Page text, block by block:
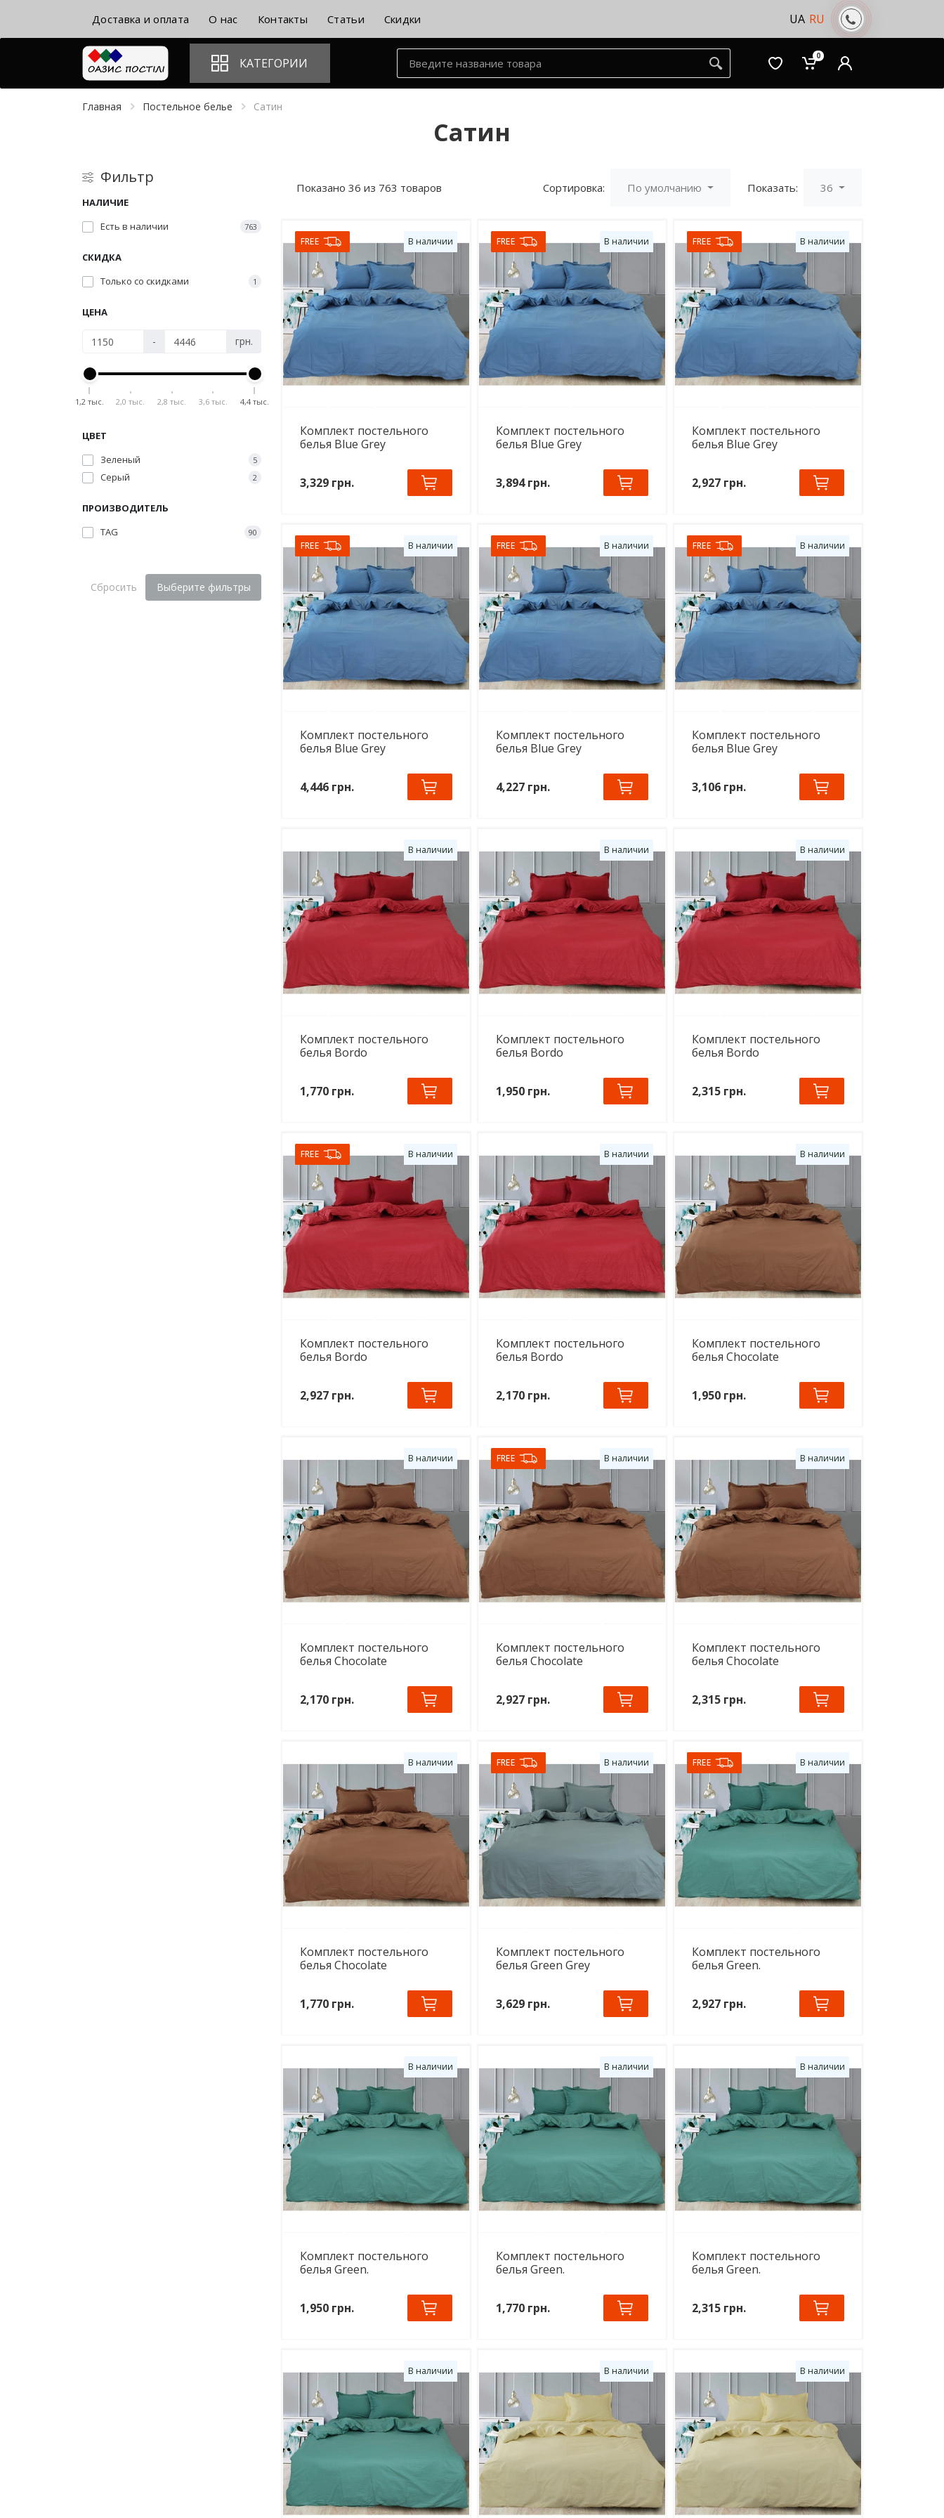
Доставка и оплата О нас Контакты Статьи Скидки UA RU
КАТЕГОРИИ
0
Главная Постельное белье Сатин
Сатин
Фильтр
НАЛИЧИЕ
Есть в наличии
763
СКИДКА
Только со cкидками
1
ЦЕНА
- грн.
1,2 тыс. 2,0 тыс. 2,8 тыс. 3,6 тыс. 4,4 тыс.
ЦВЕТ
Зеленый
5
Серый 2
ПРОИЗВОДИТЕЛЬ
TAG
90
Сбросить Выберите фильтры
Показано 36 из 763 товаров Сортировка: По умолчанию Показать: 36
FREE В наличии
Комплект постельного
белья Blue Grey
3,329 грн.
FREE В наличии
Комплект постельного
белья Blue Grey
3,894 грн.
FREE В наличии
Комплект постельного
белья Blue Grey
2,927 грн.
FREE В наличии
Комплект постельного
белья Blue Grey
4,446 грн.
FREE В наличии
Комплект постельного
белья Blue Grey
4,227 грн.
FREE В наличии
Комплект постельного
белья Blue Grey
3,106 грн.
В наличии
Комплект постельного
белья Bordo
1,770 грн.
В наличии
Комплект постельного
белья Bordo
1,950 грн.
В наличии
Комплект постельного
белья Bordo
2,315 грн.
FREE В наличии
Комплект постельного
белья Bordo
2,927 грн.
В наличии
Комплект постельного
белья Bordo
2,170 грн.
В наличии
Комплект постельного
белья Chocolate
1,950 грн.
В наличии
Комплект постельного
белья Chocolate
2,170 грн.
FREE В наличии
Комплект постельного
белья Chocolate
2,927 грн.
В наличии
Комплект постельного
белья Chocolate
2,315 грн.
В наличии
Комплект постельного
белья Chocolate
1,770 грн.
FREE В наличии
Комплект постельного
белья Green Grey
3,629 грн.
FREE В наличии
Комплект постельного
белья Green.
2,927 грн.
В наличии
Комплект постельного
белья Green.
1,950 грн.
В наличии
Комплект постельного
белья Green.
1,770 грн.
В наличии
Комплект постельного
белья Green.
2,315 грн.
В наличии В наличии В наличии